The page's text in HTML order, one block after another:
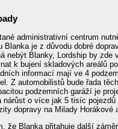
administrativní centrum
Blanka je z důvodu dobré
nebýt Blanky, Lordship by zde
k bujení skladových areálů
informací mají ve 4
Z automobilistů bude řada
podzemních garáží je
o více jak 5 tisíc
dopravy na Milady Horákové
že Blanka přitahuje další